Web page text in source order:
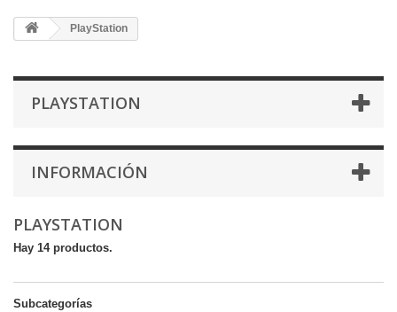
PlayStation
PLAYSTATION
INFORMACIÓN
PLAYSTATION
Hay 14 productos.
Subcategorías